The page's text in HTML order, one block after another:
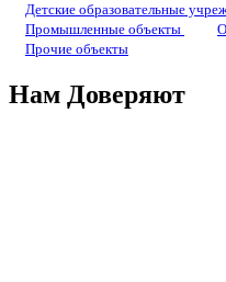
Детские образовательные
Промышленные объекты
Прочие объекты
Нам Доверяют